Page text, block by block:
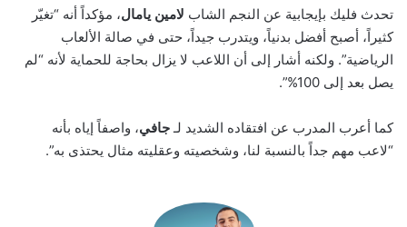
تحدث فليك بإيجابية عن النجم الشاب لامين يامال، مؤكداً أنه “تغيّر
كثيراً، أصبح أفضل بدنياً، ويتدرب جيداً، حتى في صالة الألعاب
الرياضية”. ولكنه أشار إلى أن اللاعب لا يزال بحاجة للحماية لأنه “لم
يصل بعد إلى 100%”.
كما أعرب المدرب عن افتقاده الشديد لـ جافي، واصفاً إياه بأنه
“لاعب مهم جداً بالنسبة لنا، وشخصيته وعقليته مثال يحتذى به”.